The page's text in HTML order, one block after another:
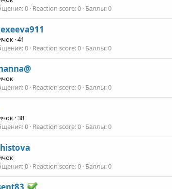
0 Reaction score 0 Баллы 0
·41
0 Reaction score 0 Баллы 0
0 Reaction score 0 Баллы 0
·38
0 Reaction score 0 Баллы 0
0 Reaction score 0 Баллы 0